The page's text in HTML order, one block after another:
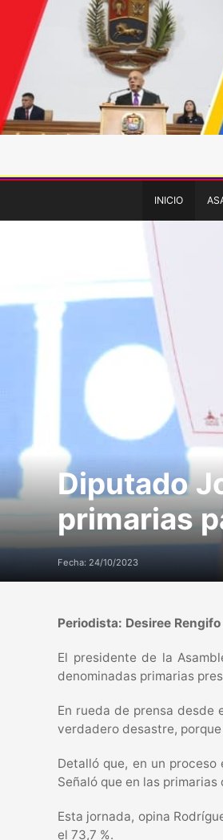
INICIO
Diputado
primarias
Fecha: 24/10/2023
Periodista: Desiree
El presidente de la
denominadas primarias
En rueda de prensa desde
verdadero desastre,
Detalló que, en un
Señaló que en las
Esta jornada, opina
el 73,7 %.